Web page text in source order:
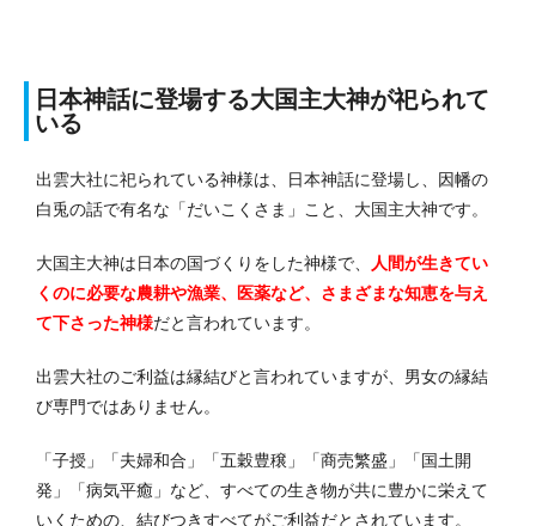
日本神話に登場する大国主大神が祀られて
いる
出雲大社に祀られている神様は、日本神話に登場し、因幡の
白兎の話で有名な「だいこくさま」こと、大国主大神です。
大国主大神は日本の国づくりをした神様で、
人間が生きてい
くのに必要な農耕や漁業、医薬など、さまざまな知恵を与え
て下さった神様だと言われています。
出雲大社のご利益は縁結びと言われていますが、男女の縁結
び専門ではありません。
「子授」「夫婦和合」「五穀豊穣」「商売繁盛」「国土開
発」「病気平癒」など、すべての生き物が共に豊かに栄えて
いくための、結びつきすべてがご利益だとされています。